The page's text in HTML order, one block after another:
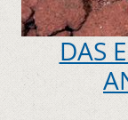
DAS